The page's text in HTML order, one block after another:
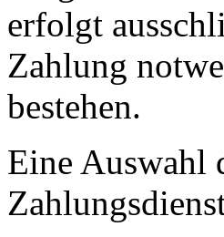
erfolgt
Zahlung
bestehen.
Eine Auswahl